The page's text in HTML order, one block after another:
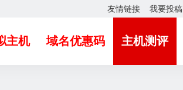
友情链接 我要投稿
主机 域名优惠码 主机测评